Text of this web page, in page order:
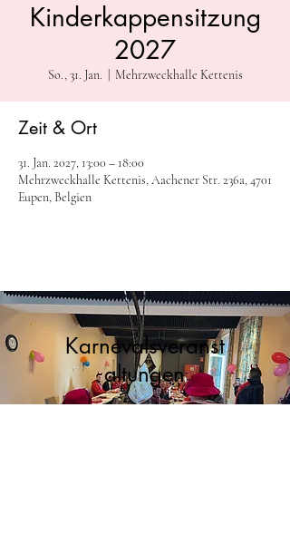
Kinderkappensitzung
2027
So., 31. Jan. Mehrzweckhalle Kettenis
Zeit & Ort
31. Jan. 2027, 13:00 – 18:00
Mehrzweckhalle Kettenis, Aachener Str. 236a, 4701
Eupen, Belgien
Karnevalsveranst
altungen